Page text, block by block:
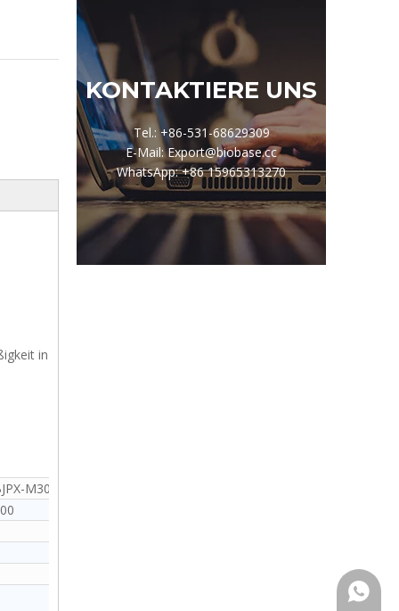
in
M300BI
KONTAKTIERE UNS
Tel.: +86-531-68629309
E-Mail: Export@biobase.cc
WhatsApp: +86 15965313270